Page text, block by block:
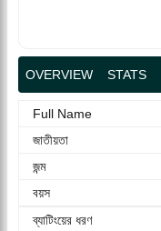
OVERVIEW STATS
Full Name
জাতীয়তা
জন্ম
বয়স
ব্যাটিংয়ের ধরণ